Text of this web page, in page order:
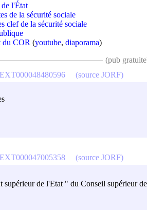
l'État
de la sécurité sociale
clef de la sécurité sociale
du COR (youtube, diaporama)
(pub
(source JORF)
supérieur de l'Etat " du Conseil supérieur
(source JORF)